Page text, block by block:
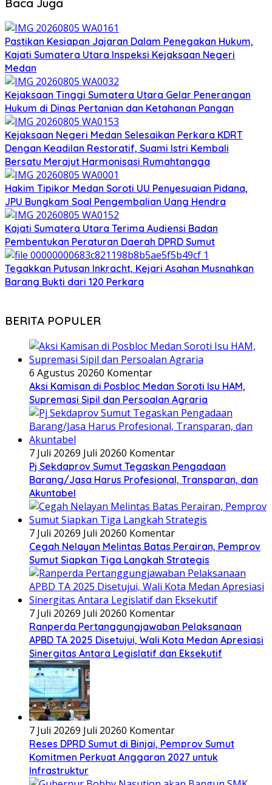
Pastikan Kesiapan Jajaran Dalam Penegakan Hukum,
Kajati Sumatera Utara Inspeksi Kejaksaan Negeri
Medan
Kejaksaan Tinggi Sumatera Utara Gelar Penerangan
Hukum di Dinas Pertanian dan Ketahanan Pangan
Kejaksaan Negeri Medan Selesaikan Perkara KDRT
Dengan Keadilan Restoratif, Suami Istri Kembali
Bersatu Merajut Harmonisasi Rumahtangga
Hakim Tipikor Medan Soroti UU Penyesuaian Pidana,
JPU Bungkam Soal Pengembalian Uang Hendra
Kajati Sumatera Utara Terima Audiensi Badan
Pembentukan Peraturan Daerah DPRD Sumut
Tegakkan Putusan Inkracht, Kejari Asahan Musnahkan
Barang Bukti dari 120 Perkara
BERITA POPULER
6 Agustus 20260 Komentar
Aksi Kamisan di Posbloc Medan Soroti Isu HAM,
Supremasi Sipil dan Persoalan Agraria
7 Juli 20269 Juli 20260 Komentar
Pj Sekdaprov Sumut Tegaskan Pengadaan
Barang/Jasa Harus Profesional, Transparan, dan
Akuntabel
7 Juli 20269 Juli 20260 Komentar
Cegah Nelayan Melintas Batas Perairan, Pemprov
Sumut Siapkan Tiga Langkah Strategis
7 Juli 20269 Juli 20260 Komentar
Ranperda Pertanggungjawaban Pelaksanaan
APBD TA 2025 Disetujui, Wali Kota Medan Apresiasi
Sinergitas Antara Legislatif dan Eksekutif
7 Juli 20269 Juli 20260 Komentar
Reses DPRD Sumut di Binjai, Pemprov Sumut
Komitmen Perkuat Anggaran 2027 untuk
Infrastruktur